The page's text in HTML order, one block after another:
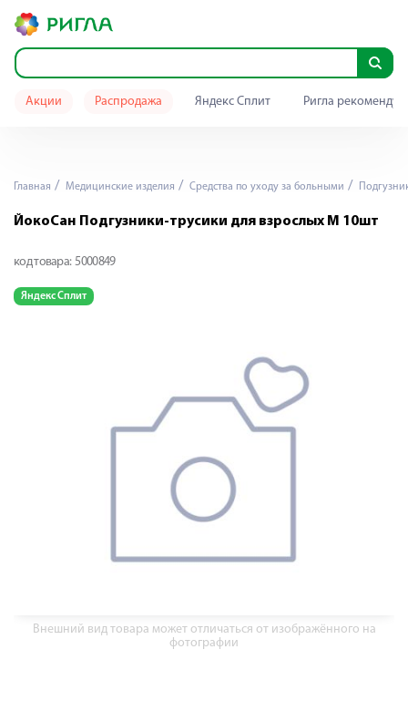
Акции Распродажа Яндекс Сплит Ригла
Главная Медицинские изделия Средства по уходу за больными
ЙокоСан Подгузники-трусики для взрослых M 10шт
код товара: 5000849
Яндекс Сплит
Внешний вид товара может отличаться от изображённого на
фотографии